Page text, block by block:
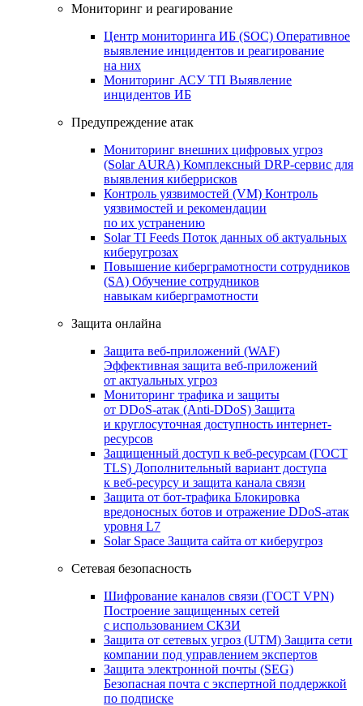
Мониторинг и реагирование
Центр мониторинга ИБ (SOC) Оперативное
выявление инцидентов и реагирование
на них
Мониторинг АСУ ТП Выявление
инцидентов ИБ
Предупреждение атак
Мониторинг внешних цифровых угроз
(Solar AURA) Комплексный DRP-сервис для
выявления киберрисков
Контроль уязвимостей (VM) Контроль
уязвимостей и рекомендации
по их устранению
Solar TI Feeds Поток данных об актуальных
киберугрозах
Повышение киберграмотности сотрудников
(SA) Обучение сотрудников
навыкам киберграмотности
Защита онлайна
Защита веб-приложений (WAF)
Эффективная защита веб-приложений
от актуальных угроз
Мониторинг трафика и защиты
от DDoS‑атак (Anti‑DDoS) Защита
и круглосуточная доступность интернет-
ресурсов
Защищенный доступ к веб-ресурсам (ГОСТ
TLS) Дополнительный вариант доступа
к веб‑ресурсу и защита канала связи
Защита от бот‑трафика Блокировка
вредоносных ботов и отражение DDoS‑атак
уровня L7
Solar Space Защита сайта от киберугроз
Сетевая безопасность
Шифрование каналов связи (ГОСТ VPN)
Построение защищенных сетей
с использованием СКЗИ
Защита от сетевых угроз (UTM) Защита сети
компании под управлением экспертов
Защита электронной почты (SEG)
Безопасная почта с экспертной поддержкой
по подписке